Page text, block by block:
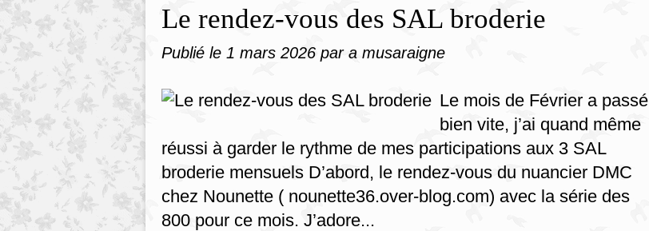
Le rendez-vous des SAL broderie
Publié le 1 mars 2026 par a musaraigne
Le mois de Février a passé
bien vite, j’ai quand même
réussi à garder le rythme de mes participations aux 3 SAL
broderie mensuels D’abord, le rendez-vous du nuancier DMC
chez Nounette ( nounette36.over-blog.com) avec la série des
800 pour ce mois. J’adore...